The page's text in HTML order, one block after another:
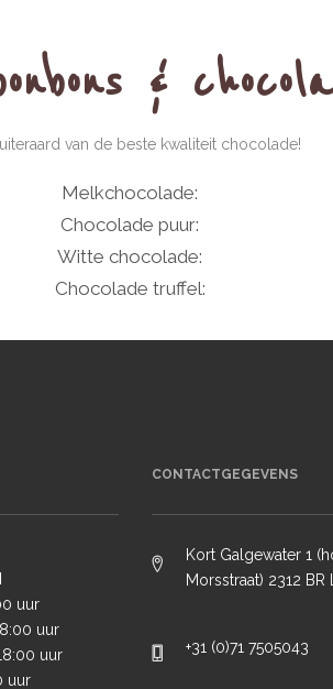
&
van de beste kwaliteit chocolade!
Melkchocolade:
Chocolade puur:
Witte chocolade:
Chocolade truffel:
uur
uur
uur
uur
CONTACTGEGEVENS
Kort Galgewater 1
Morsstraat) 2312 BR
+31 (0)71 7505043